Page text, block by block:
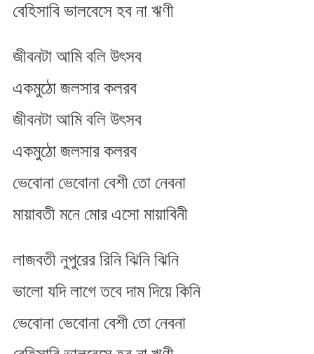
বেহিসাবি ভালবেসে হব না ঋণী
জীবনটা আমি বলি উৎসব
একমুঠো জলসার কলরব
জীবনটা আমি বলি উৎসব
একমুঠো জলসার কলরব
ভেবোনা ভেবোনা বেশী তো নেবনা
মায়াবতী মনে মোর এসো মায়াবিনী
লাজবতী নুপুরের রিনি ঝিনি ঝিনি
ভালো যদি লাগে তবে দাম দিয়ে কিনি
ভেবোনা ভেবোনা বেশী তো নেবনা